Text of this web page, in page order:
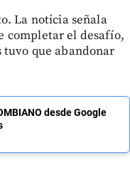
La noticia señala
completar el desafío,
tuvo que abandonar
desde Google